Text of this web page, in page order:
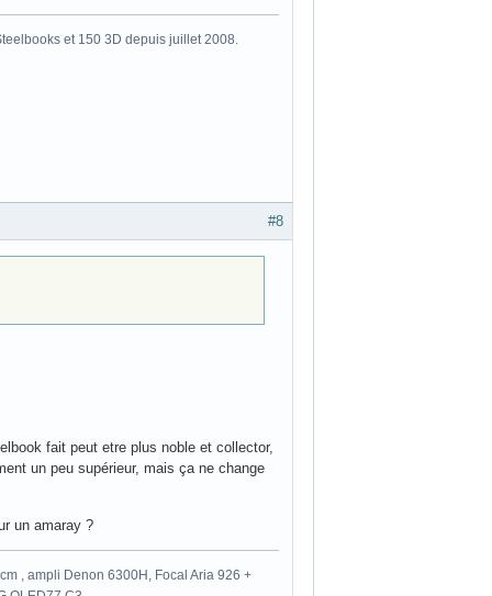
et 150 3D depuis juillet 2008.
#8
fait peut etre plus noble et collector,
un peu supérieur, mais ça ne change
un amaray ?
, ampli Denon 6300H, Focal Aria 926 +